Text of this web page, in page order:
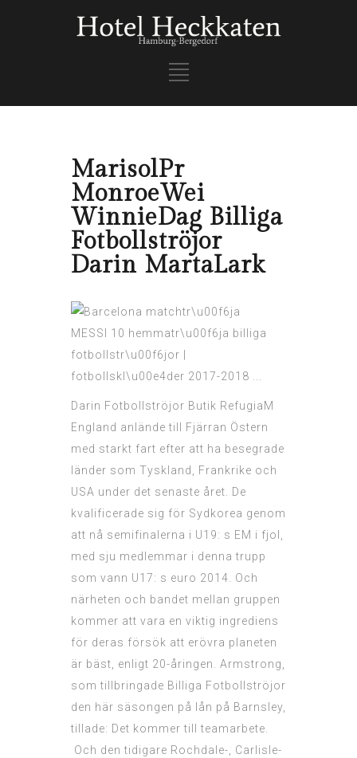
MarisolPr
MonroeWei
WinnieDag Billiga
Fotbollströjor
Darin MartaLark
Darin Fotbollströjor Butik RefugiaM
England anlände till Fjärran Östern
med starkt fart efter att ha besegrade
länder som Tyskland, Frankrike och
USA under det senaste året. De
kvalificerade sig för Sydkorea genom
att nå semifinalerna i U19: s EM i fjol,
med sju medlemmar i denna trupp
som vann U17: s euro 2014. Och
närheten och bandet mellan gruppen
kommer att vara en viktig ingrediens
för deras försök att erövra planeten
är bäst, enligt 20-åringen. Armstrong,
som tillbringade Billiga Fotbollströjor
den här säsongen på lån på Barnsley,
tillade: Det kommer till teamarbete.
Och den tidigare Rochdale-, Carlisle-